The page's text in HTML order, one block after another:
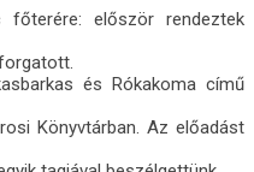
először rendeztek
és Rókakoma című
Könyvtárban. Az előadást